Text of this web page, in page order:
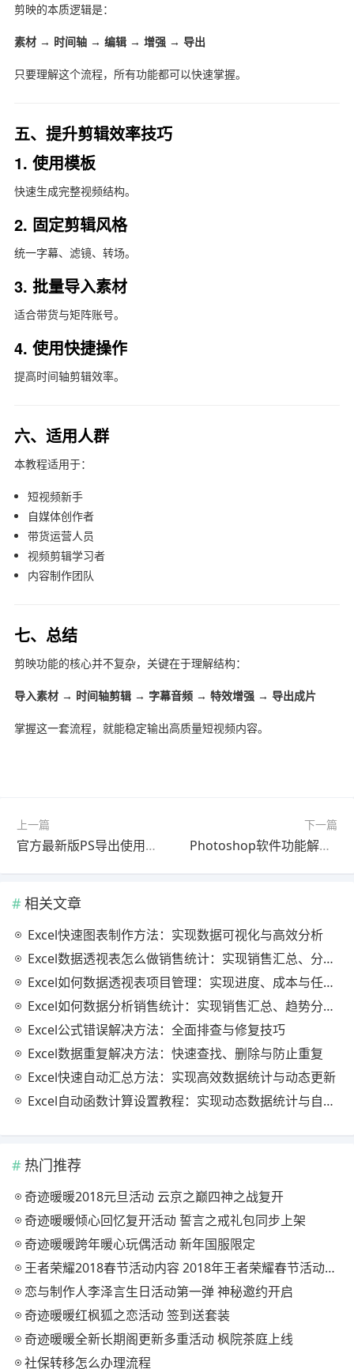
剪映的本质逻辑是：
素材 → 时间轴 → 编辑 → 增强 → 导出
只要理解这个流程，所有功能都可以快速掌握。
五、提升剪辑效率技巧
1. 使用模板
快速生成完整视频结构。
2. 固定剪辑风格
统一字幕、滤镜、转场。
3. 批量导入素材
适合带货与矩阵账号。
4. 使用快捷操作
提高时间轴剪辑效率。
六、适用人群
本教程适用于：
短视频新手
自媒体创作者
带货运营人员
视频剪辑学习者
内容制作团队
七、总结
剪映功能的核心并不复杂，关键在于理解结构：
导入素材 → 时间轴剪辑 → 字幕音频 → 特效增强 → 导出成片
掌握这一套流程，就能稳定输出高质量短视频内容。
上一篇
官方最新版PS导出使用教程教程｜新手必看
下一篇
Photoshop软件功能解析怎么做？最新更新版问题解决教程（一看就会）
相关文章
Excel快速图表制作方法：实现数据可视化与高效分析
Excel数据透视表怎么做销售统计：实现销售汇总、分析与动态监控
Excel如何数据透视表项目管理：实现进度、成本与任务的高效分析
Excel如何数据分析销售统计：实现销售汇总、趋势分析与业绩优化
Excel公式错误解决方法：全面排查与修复技巧
Excel数据重复解决方法：快速查找、删除与防止重复
Excel快速自动汇总方法：实现高效数据统计与动态更新
Excel自动函数计算设置教程：实现动态数据统计与自动更新
热门推荐
奇迹暖暖2018元旦活动 云京之巅四神之战复开
奇迹暖暖倾心回忆复开活动 誓言之戒礼包同步上架
奇迹暖暖跨年暖心玩偶活动 新年国服限定
王者荣耀2018春节活动内容 2018年王者荣耀春节活动大全
恋与制作人李泽言生日活动第一弹 神秘邀约开启
奇迹暖暖红枫狐之恋活动 签到送套装
奇迹暖暖全新长期阁更新多重活动 枫院茶庭上线
社保转移怎么办理流程